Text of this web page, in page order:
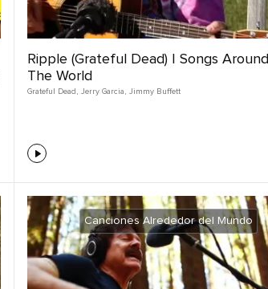
Ripple (Grateful Dead) | Songs Around
The World
Grateful Dead , Jerry Garcia , Jimmy Buffett
Canciones Alrededor del Mundo